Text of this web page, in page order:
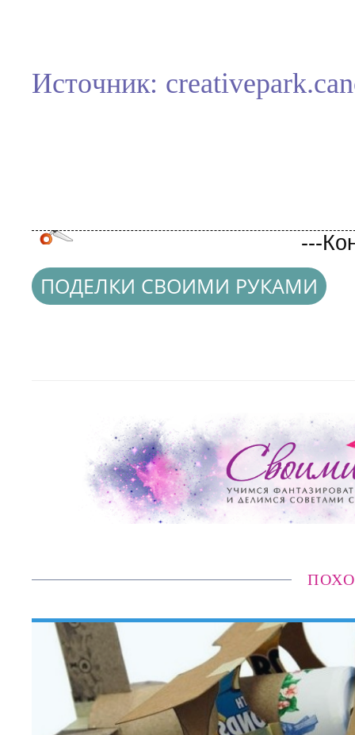
Источник:
ПОДЕЛКИ СВОИМИ РУКАМИ